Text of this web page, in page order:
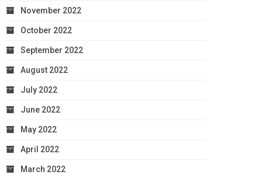
November 2022
October 2022
September 2022
August 2022
July 2022
June 2022
May 2022
April 2022
March 2022